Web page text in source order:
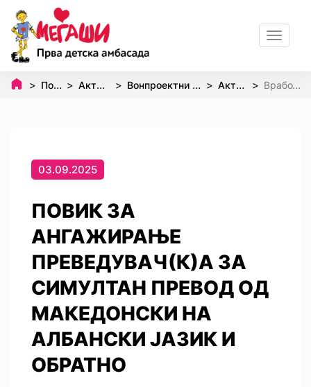
Toggle
Почетна Активности Вонпроектни активности Активизам Вработување
03.09.2025
ПОВИК ЗА
АНГАЖИРАЊЕ
ПРЕВЕДУВАЧ(К)А ЗА
СИМУЛТАН ПРЕВОД ОД
МАКЕДОНСКИ НА
АЛБАНСКИ ЈАЗИК И
ОБРАТНО